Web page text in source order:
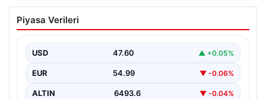
Çerçeve yasa teklifi Meclis’te | AK Parti
Sözcüsü Çelik: İki yıllık sürecin en
Piyasa Verileri
USD 47.60 ▲ +0.05%
EUR 54.99 ▼ -0.06%
ALTIN 6493.6 ▼ -0.04%